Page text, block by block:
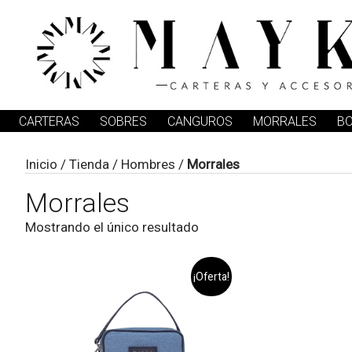
CARTERAS SOBRES CANGUROS MORRALES
Inicio / Tienda / Hombres / Morrales
Morrales
Mostrando el único resultado
¡Oferta!